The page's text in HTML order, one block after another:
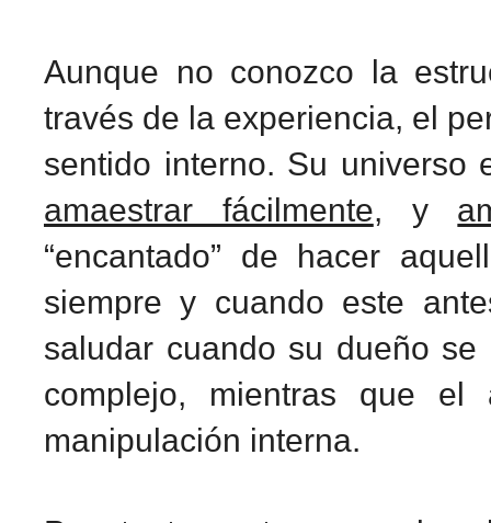
Aunque no conozco la
través de la experiencia, el
sentido interno. Su universo
amaestrar fácilmente, y
“encantado” de hacer
siempre y cuando este
saludar cuando su dueño se
complejo, mientras que
manipulación interna.